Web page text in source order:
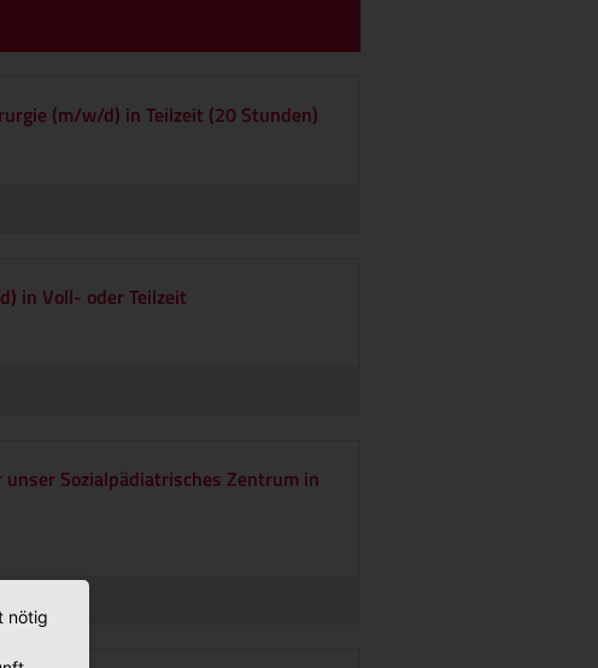
(m/w/d) in Teilzeit (20 Stunden)
in Voll- oder Teilzeit
Sozialpädiatrisches Zentrum in
nötig